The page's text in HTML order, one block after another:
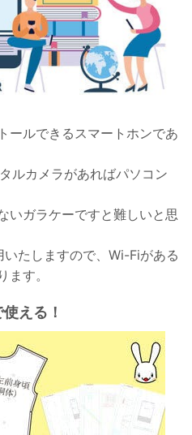
ールできるスマートホンであ
ルカメラがあればパソコン
いガラケーですと難しいと思
たしますので、Wi-Fiがある
す。
える！